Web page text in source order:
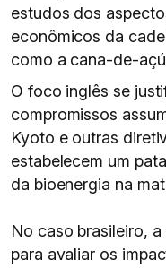
estudos dos
econômicos da
como a cana-de-
O foco inglês se
compromissos
Kyoto e outras
estabelecem um
da bioenergia na
No caso brasileiro,
para avaliar os